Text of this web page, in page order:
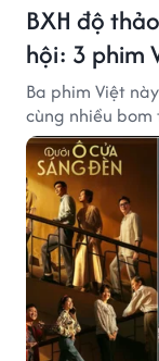
BXH độ
hội: 3 phim
Ba phim Việt
cùng nhiều